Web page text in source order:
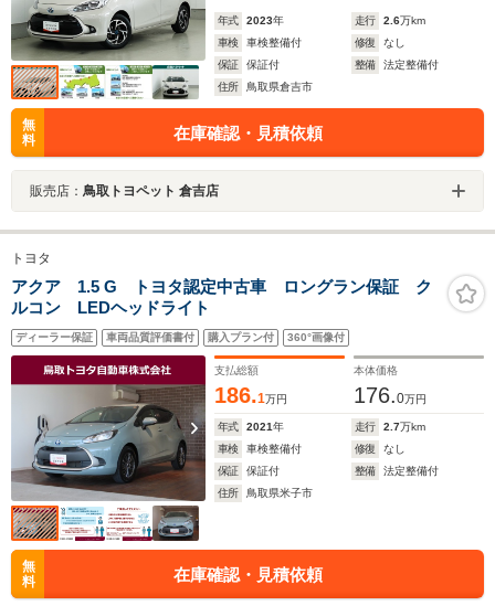
年式 2023年 走行 2.6万km
車検
車検整備付 修復
なし
保証
保証付 整備
法定整備付
住所
鳥取県倉吉市
無
料
在庫確認・見積依頼
販売店： 鳥取トヨペット 倉吉店
トヨタ
アクア 1.5 G トヨタ認定中古車 ロングラン保証 ク
ルコン LEDヘッドライト
ディーラー保証 車両品質評価書付 購入プラン付 360°画像付
支払総額
186.1万円
本体価格
176.0万円
年式 2021年 走行 2.7万km
車検
車検整備付 修復
なし
保証
保証付 整備
法定整備付
住所
鳥取県米子市
無
料
在庫確認・見積依頼